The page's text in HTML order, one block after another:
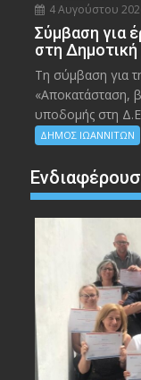
4 Αυγούστου
Σύμβαση για
στη
Τη σύμβαση για
«Αποκατάσταση,
υποδομής στη
ΔΗΜΟΣ ΙΩΑΝΝΙΤΩΝ